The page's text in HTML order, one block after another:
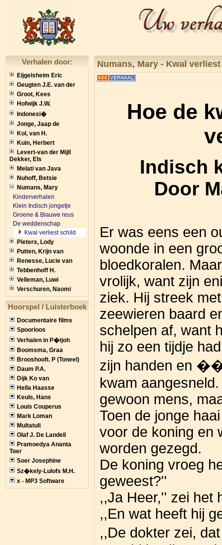
Verhalen door:
Eijgelsheim Eric
Geugten J.E. van der
Groot, Kees
Hofwijk J.W.
Indonesi�
Jonge, Jaap de
Kol, van H.
Kuin, Herbert
Levert-van der Mijll
Dekker, Els
Melati van Java
Nuhoff, Betsie
Numans, Mary
Kinderverhalen
Klein Indisch jongetje
Groene & Blauwe reus
De weddenschap
Kwal verliest schild
Pieters, Lody
Putten, Krijn van
Renesse, Lucie van
Tebbenhoff H.
Velleman, Luwi
Verschuren, Naomi
Hoorspel / Luisterboek
Documentaire films
Spoorloos
Verhalen in P�tjoh
Boomsma, Graa
Brooshooft. P (Toneel)
Daum P.A.
Dijk Ko van
Hella Haasse
Keuls, Hans
Louis Couperus
Mark Loman
Multatuli
Olaf J. De Landell
Pramoedya Ananta
Toer
Soer Josephine
Sz�kely-Lulofs M.H.
x - MP3 Software
Numans, Mary - Kwal
Hoe de
Indisch
Door
Er was eens een
woonde in een
bloedkoralen.
vrolijk, want zijn
ziek. Hij streek
zeewieren baard
schelpen af, want
hij zo een tijdje
zijn handen en
kwam
gewoon mens,
Toen de jonge
voor de koning en
worden gezegd.
De koning vroeg
geweest?''
,,Ja Heer,'' zei het
,,En wat heeft hij
,,De dokter zei,